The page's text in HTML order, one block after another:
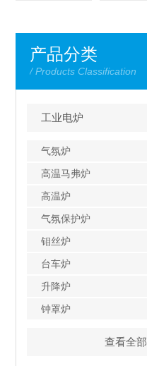
产品分类
/ Products Classification
工业电炉
气氛炉
高温马弗炉
高温炉
气氛保护炉
钼丝炉
台车炉
升降炉
钟罩炉
查看全部